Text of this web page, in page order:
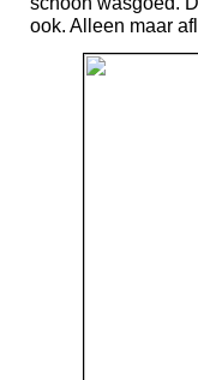
ook. Alleen maar